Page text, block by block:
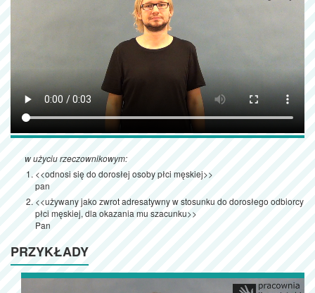
w użyciu rzeczownikowym:
<<odnosi się do dorosłej osoby płci męskiej>>
pan
<<używany jako zwrot adresatywny w stosunku do dorosłego odbiorcy
płci męskiej, dla okazania mu szacunku>>
Pan
PRZYKŁADY